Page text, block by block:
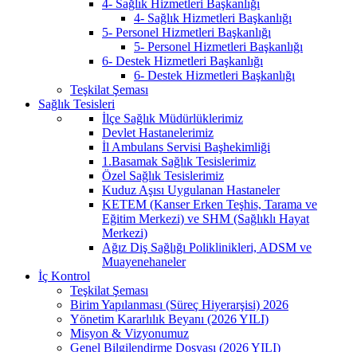
4- Sağlık Hizmetleri Başkanlığı
4- Sağlık Hizmetleri Başkanlığı
5- Personel Hizmetleri Başkanlığı
5- Personel Hizmetleri Başkanlığı
6- Destek Hizmetleri Başkanlığı
6- Destek Hizmetleri Başkanlığı
Teşkilat Şeması
Sağlık Tesisleri
İlçe Sağlık Müdürlüklerimiz
Devlet Hastanelerimiz
İl Ambulans Servisi Başhekimliği
1.Basamak Sağlık Tesislerimiz
Özel Sağlık Tesislerimiz
Kuduz Aşısı Uygulanan Hastaneler
KETEM (Kanser Erken Teşhis, Tarama ve
Eğitim Merkezi) ve SHM (Sağlıklı Hayat
Merkezi)
Ağız Diş Sağlığı Poliklinikleri, ADSM ve
Muayenehaneler
İç Kontrol
Teşkilat Şeması
Birim Yapılanması (Süreç Hiyerarşisi) 2026
Yönetim Kararlılık Beyanı (2026 YILI)
Misyon & Vizyonumuz
Genel Bilgilendirme Dosyası (2026 YILI)